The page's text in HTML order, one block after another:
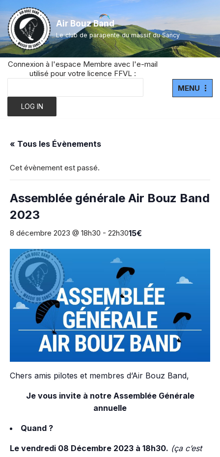
Aller
au
contenu
Air Bouz Band
Le club de parapente du massif du Sancy
Connexion à l'espace Membre avec l'e-mail
utilisé pour votre licence FFVL :
MENU
« Tous les Évènements
Cet évènement est passé.
Assemblée générale Air Bouz Band
2023
8 décembre 2023 @ 18h30 - 22h3015€
Chers amis pilotes et membres d’Air Bouz Band,
Je vous invite à notre Assemblée Générale
annuelle
Quand ?
Le vendredi 08 Décembre 2023 à 18h30. (ça c’est